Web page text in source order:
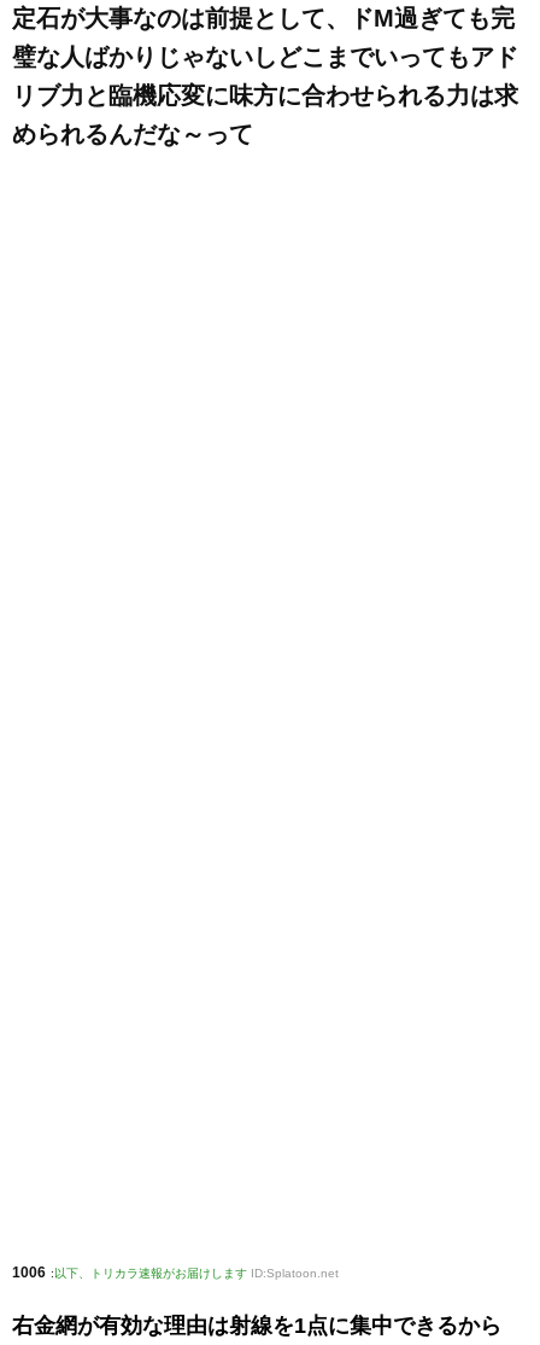
定石が大事なのは前提として、ドM過ぎても完
璧な人ばかりじゃないしどこまでいってもアド
リブ力と臨機応変に味方に合わせられる力は求
められるんだな～って
1006 :以下、トリカラ速報がお届けします ID:Splatoon.net
右金網が有効な理由は射線を1点に集中できるから